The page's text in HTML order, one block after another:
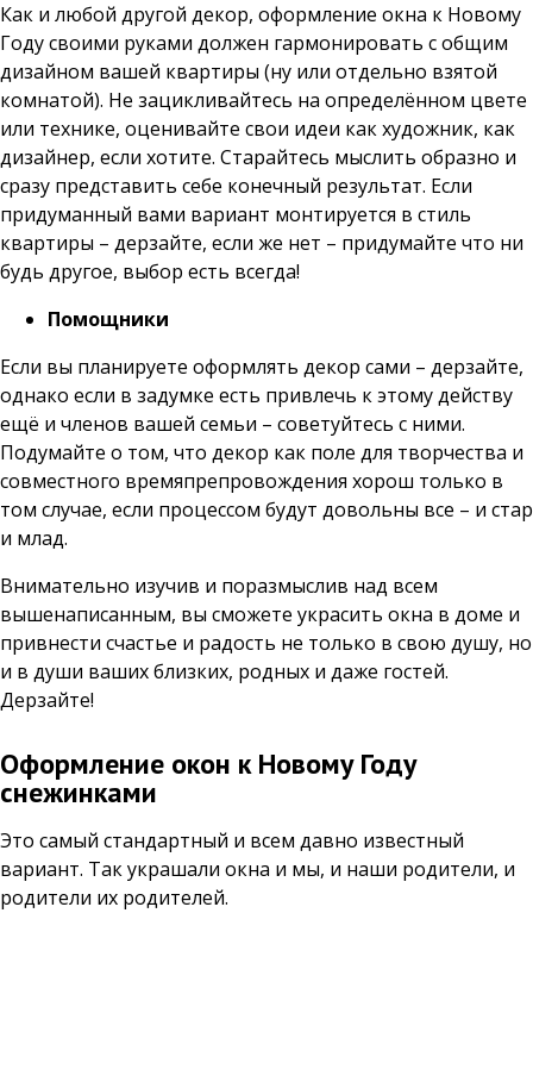
Как и любой другой декор, оформление окна к Новому
Году своими руками должен гармонировать с общим
дизайном вашей квартиры (ну или отдельно взятой
комнатой). Не зацикливайтесь на определённом цвете
или технике, оценивайте свои идеи как художник, как
дизайнер, если хотите. Старайтесь мыслить образно и
сразу представить себе конечный результат. Если
придуманный вами вариант монтируется в стиль
квартиры – дерзайте, если же нет – придумайте что ни
будь другое, выбор есть всегда!
Помощники
Если вы планируете оформлять декор сами – дерзайте,
однако если в задумке есть привлечь к этому действу
ещё и членов вашей семьи – советуйтесь с ними.
Подумайте о том, что декор как поле для творчества и
совместного времяпрепровождения хорош только в
том случае, если процессом будут довольны все – и стар
и млад.
Внимательно изучив и поразмыслив над всем
вышенаписанным, вы сможете украсить окна в доме и
привнести счастье и радость не только в свою душу, но
и в души ваших близких, родных и даже гостей.
Дерзайте!
Оформление окон к Новому Году
снежинками
Это самый стандартный и всем давно известный
вариант. Так украшали окна и мы, и наши родители, и
родители их родителей.